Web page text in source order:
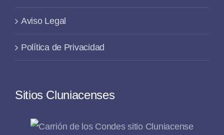
Aviso Legal
Política de Privacidad
Sitios Cluniacenses